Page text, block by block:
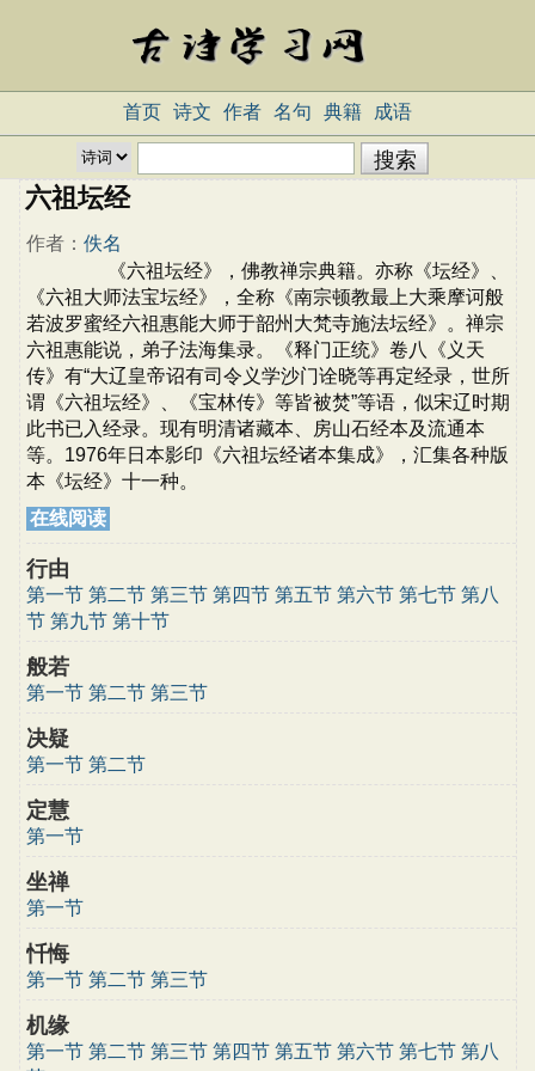
首页 诗文 作者 名句 典籍 成语
六祖坛经
作者： 佚名
《六祖坛经》，佛教禅宗典籍。亦称《坛经》、
《六祖大师法宝坛经》，全称《南宗顿教最上大乘摩诃般
若波罗蜜经六祖惠能大师于韶州大梵寺施法坛经》。禅宗
六祖惠能说，弟子法海集录。《释门正统》卷八《义天
传》有“大辽皇帝诏有司令义学沙门诠晓等再定经录，世所
谓《六祖坛经》、《宝林传》等皆被焚”等语，似宋辽时期
此书已入经录。现有明清诸藏本、房山石经本及流通本
等。1976年日本影印《六祖坛经诸本集成》，汇集各种版
本《坛经》十一种。
在线阅读
行由
第一节 第二节 第三节 第四节 第五节 第六节 第七节 第八
节 第九节 第十节
般若
第一节 第二节 第三节
决疑
第一节 第二节
定慧
第一节
坐禅
第一节
忏悔
第一节 第二节 第三节
机缘
第一节 第二节 第三节 第四节 第五节 第六节 第七节 第八